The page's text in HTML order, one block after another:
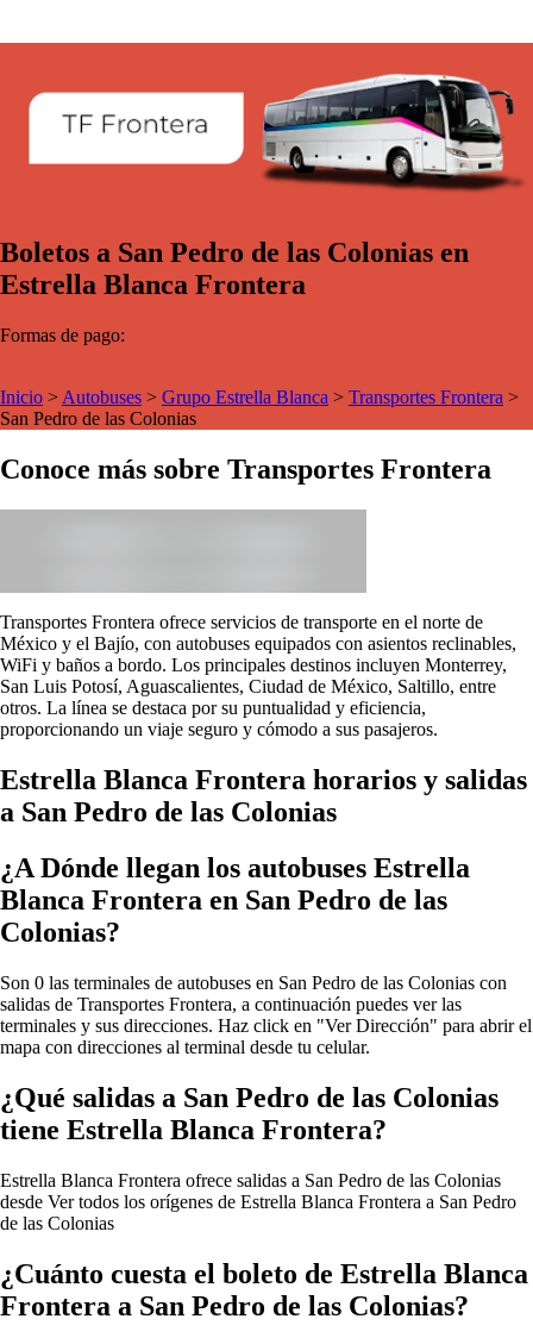
Boletos a San Pedro de las Colonias en
Estrella Blanca Frontera
Formas de pago:
Inicio > Autobuses > Grupo Estrella Blanca > Transportes Frontera >
San Pedro de las Colonias
Conoce más sobre Transportes Frontera
Transportes Frontera ofrece servicios de transporte en el norte de
México y el Bajío, con autobuses equipados con asientos reclinables,
WiFi y baños a bordo. Los principales destinos incluyen Monterrey,
San Luis Potosí, Aguascalientes, Ciudad de México, Saltillo, entre
otros. La línea se destaca por su puntualidad y eficiencia,
proporcionando un viaje seguro y cómodo a sus pasajeros.
Estrella Blanca Frontera horarios y salidas
a San Pedro de las Colonias
¿A Dónde llegan los autobuses Estrella
Blanca Frontera en San Pedro de las
Colonias?
Son 0 las terminales de autobuses en San Pedro de las Colonias con
salidas de Transportes Frontera, a continuación puedes ver las
terminales y sus direcciones. Haz click en "Ver Dirección" para abrir el
mapa con direcciones al terminal desde tu celular.
¿Qué salidas a San Pedro de las Colonias
tiene Estrella Blanca Frontera?
Estrella Blanca Frontera ofrece salidas a San Pedro de las Colonias
desde Ver todos los orígenes de Estrella Blanca Frontera a San Pedro
de las Colonias
¿Cuánto cuesta el boleto de Estrella Blanca
Frontera a San Pedro de las Colonias?